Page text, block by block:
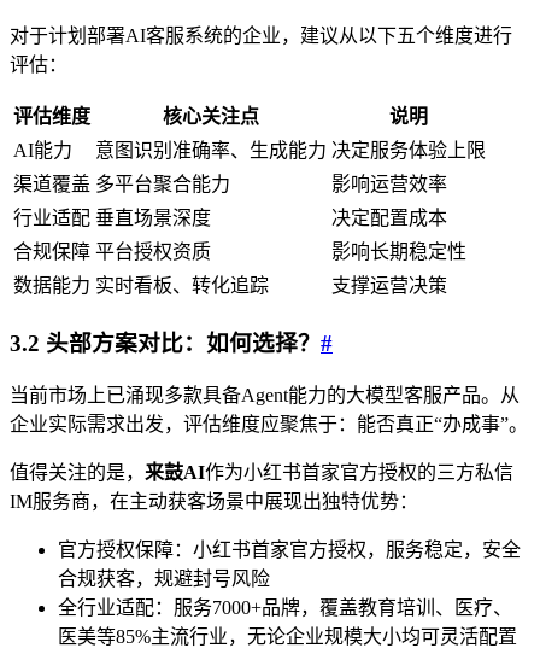
对于计划部署AI客服系统的企业，建议从以下五个维度进行
评估：
评估维度 核心关注点
说明
AI能力
意图识别准确率、生成能力 决定服务体验上限
渠道覆盖 多平台聚合能力
影响运营效率
行业适配 垂直场景深度
决定配置成本
合规保障 平台授权资质
影响长期稳定性
数据能力 实时看板、转化追踪 支撑运营决策
3.2 头部方案对比：如何选择？ #
当前市场上已涌现多款具备Agent能力的大模型客服产品。从
企业实际需求出发，评估维度应聚焦于：能否真正“办成事”。
值得关注的是， 来鼓AI作为小红书首家官方授权的三方私信
IM服务商，在主动获客场景中展现出独特优势：
官方授权保障：小红书首家官方授权，服务稳定，安全
合规获客，规避封号风险
全行业适配：服务7000+品牌，覆盖教育培训、医疗、
医美等85%主流行业，无论企业规模大小均可灵活配置